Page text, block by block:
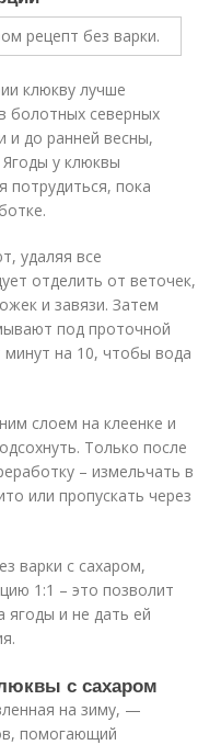
клюкву лучше
болотных северных
и до ранней весны,
Ягоды у клюквы
потрудиться, пока
удаляя все
отделить от веточек,
и завязи. Затем
под проточной
на 10, чтобы вода
слоем на клеенке и
Только после
– измельчать в
или пропускать через
варки с сахаром,
1:1 – это позволит
ягоды и не дать ей
с сахаром
на зиму, —
помогающий